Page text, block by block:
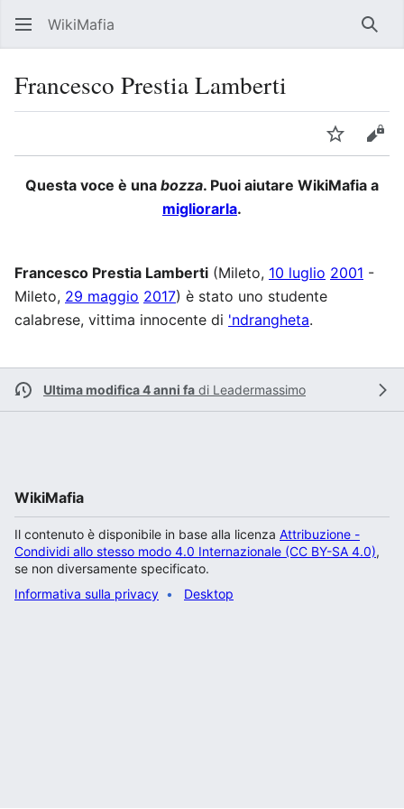
WikiMafia
Francesco Prestia Lamberti
Segui
Questa voce è una bozza. Puoi aiutare WikiMafia a
migliorarla.
Francesco Prestia Lamberti (Mileto, 10 luglio 2001 -
Mileto, 29 maggio 2017) è stato uno studente
calabrese, vittima innocente di 'ndrangheta.
Ultima modifica 4 anni fa di Leadermassimo
WikiMafia
Il contenuto è disponibile in base alla licenza Attribuzione -
Condividi allo stesso modo 4.0 Internazionale (CC BY-SA 4.0),
se non diversamente specificato.
Informativa sulla privacy
Desktop